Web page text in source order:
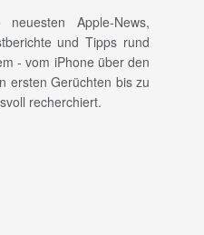
Apple-News,
und Tipps rund
- vom iPhone über den
ersten Gerüchten bis zu
recherchiert.